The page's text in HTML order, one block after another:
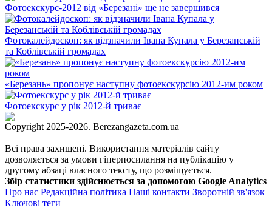
Фотоекскурс-2012 від «Березані» ще не завершився
Фотокалейдоскоп: як відзначили Івана Купала у Березанській
та Коблівській громадах
«Березань» пропонує наступну фотоекскурсію 2012-им роком
Фотоекскурс у рік 2012-й триває
Copyright 2025-2026. Berezangazeta.com.ua
Всі права захищені. Використання матеріалів сайту
дозволяється за умови гіперпосилання на публікацію у
другому абзаці власного тексту, що розміщується.
Збір статистики здійснюється за допомогою Google Analytics
Про нас Редакційна політика Наші контакти Зворотній зв'язок
Ключові теги